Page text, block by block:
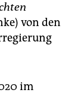
von den
im